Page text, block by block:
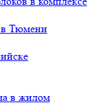
в Тюмени
в жилом